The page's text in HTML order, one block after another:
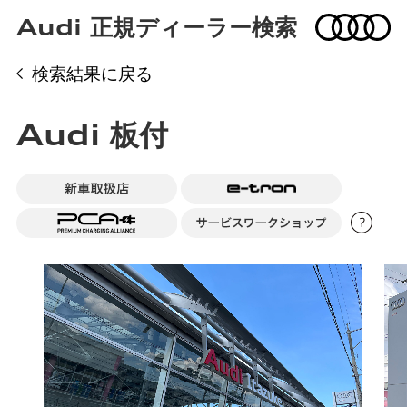
Audi 正規ディーラー検索
検索結果に戻る
Audi 板付